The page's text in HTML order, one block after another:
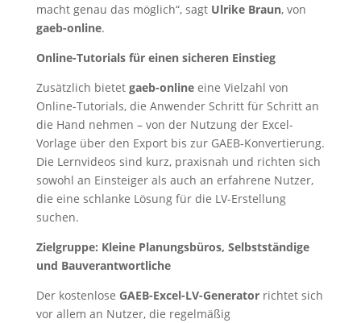
macht genau das möglich“, sagt Ulrike Braun, von
gaeb-online.
Online-Tutorials für einen sicheren Einstieg
Zusätzlich bietet gaeb-onlineeine Vielzahl von
Online-Tutorials, die Anwender Schritt für Schritt an
die Hand nehmen – von der Nutzung der Excel-
Vorlage über den Export bis zur GAEB-Konvertierung.
Die Lernvideos sind kurz, praxisnah und richten sich
sowohl an Einsteiger als auch an erfahrene Nutzer,
die eine schlanke Lösung für die LV-Erstellung
suchen.
Zielgruppe: Kleine Planungsbüros, Selbstständige
und Bauverantwortliche
Der kostenlose GAEB-Excel-LV-Generatorrichtet sich
vor allem an Nutzer, die regelmäßig